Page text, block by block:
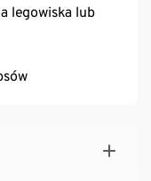
legowiska lub